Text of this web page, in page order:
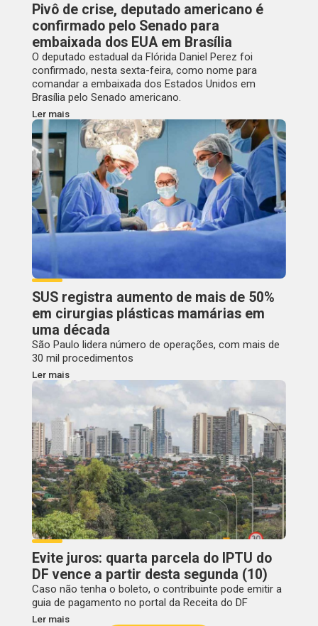
Pivô de crise, deputado americano é
confirmado pelo Senado para
embaixada dos EUA em Brasília
O deputado estadual da Flórida Daniel Perez foi
confirmado, nesta sexta-feira, como nome para
comandar a embaixada dos Estados Unidos em
Brasília pelo Senado americano.
Ler mais
SUS registra aumento de mais de 50%
em cirurgias plásticas mamárias em
uma década
São Paulo lidera número de operações, com mais de
30 mil procedimentos
Ler mais
Evite juros: quarta parcela do IPTU do
DF vence a partir desta segunda (10)
Caso não tenha o boleto, o contribuinte pode emitir a
guia de pagamento no portal da Receita do DF
Ler mais